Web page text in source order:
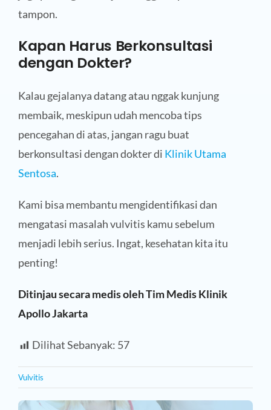
tampon.
Kapan Harus Berkonsultasi
dengan Dokter?
Kalau gejalanya datang atau nggak kunjung
membaik, meskipun udah mencoba tips
pencegahan di atas, jangan ragu buat
berkonsultasi dengan dokter di Klinik Utama
Sentosa.
Kami bisa membantu mengidentifikasi dan
mengatasi masalah vulvitis kamu sebelum
menjadi lebih serius. Ingat, kesehatan kita itu
penting!
Ditinjau secara medis oleh Tim Medis Klinik
Apollo Jakarta
Dilihat Sebanyak: 57
Vulvitis